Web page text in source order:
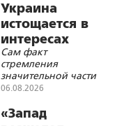
правовое, а также его
носителей,
скрывающихся за
квазидемократическими
лозунгами и
институтами
Украина
истощается в
интересах
Запада
Сам факт
стремления
значительной части
украинских
конфронтации с
Россией, в том числе
06.08.2026
«Запад